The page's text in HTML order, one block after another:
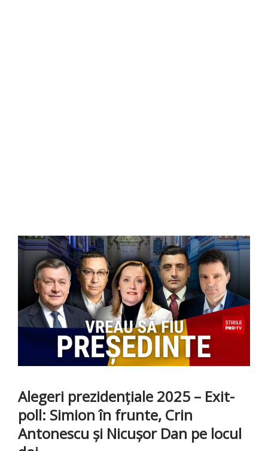
Alegeri prezidențiale 2025 – Exit-
poll: Simion în frunte, Crin
Antonescu și Nicușor Dan pe locul